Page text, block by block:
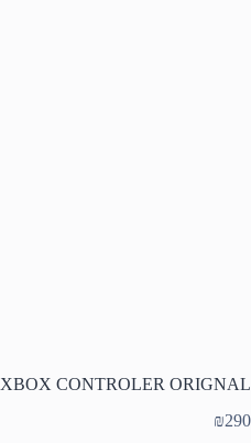
XBOX CONTROLER ORIGNAL
₪290